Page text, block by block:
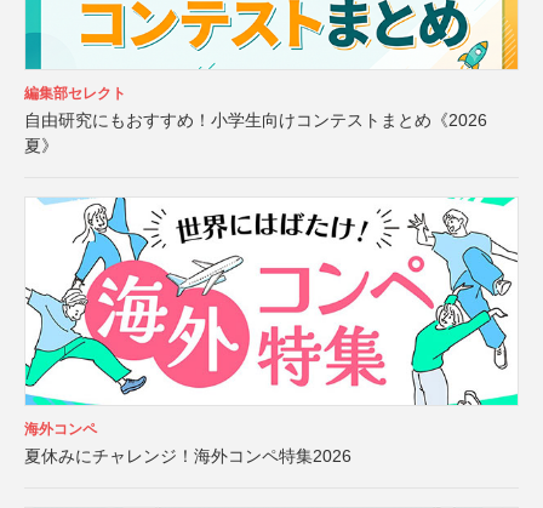
編集部セレクト
自由研究にもおすすめ！小学生向けコンテストまとめ《2026
夏》
海外コンペ
夏休みにチャレンジ！海外コンペ特集2026